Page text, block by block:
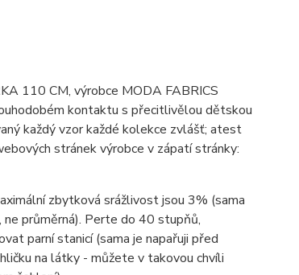
110 CM, výrobce MODA FABRICS
kontaktu s přecitlivělou dětskou
každý vzor každé kolekce zvlášť; atest
stránek výrobce v zápatí stránky:
zbytková srážlivost jsou 3% (sama
ne průměrná). Perte do 40 stupňů,
parní stanicí (sama je napařuji před
na látky - můžete v takovou chvíli